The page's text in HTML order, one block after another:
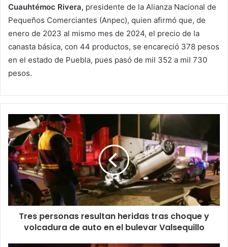
Cuauhtémoc Rivera, presidente de la Alianza Nacional de
Pequeños Comerciantes (Anpec), quien afirmó que, de
enero de 2023 al mismo mes de 2024, el precio de la
canasta básica, con 44 productos, se encareció 378 pesos
en el estado de Puebla, pues pasó de mil 352 a mil 730
pesos.
Tres personas resultan heridas tras choque y
volcadura de auto en el bulevar Valsequillo